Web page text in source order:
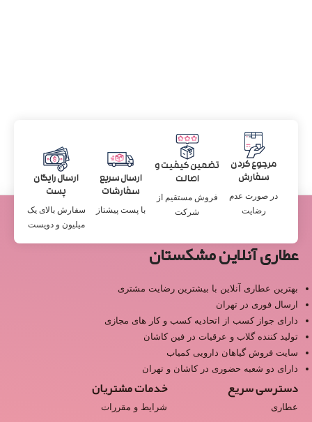
مرجوع کردن
سفارش
در صورت عدم
رضایت
تضمین کیفیت و
اصالت
فروش مستقیم از
شرکت
ارسال سریع
سفارشات
با پست پیشتاز
ارسال رایگان
پست
سفارش بالای یک
میلیون و دویست
عطاری آنلاین مشکستان
بهترین عطاری آنلاین با بیشترین رضایت مشتری
ارسال فوری در تهران
دارای جواز کسب از اتحادیه کسب و کار های مجازی
تولید کننده گلاب و عرقیات در فین کاشان
سایت فروش گیاهان دارویی کمیاب
دارای دو شعبه حضوری در کاشان و تهران
دسترسی سریع
عطاری
خدمات مشتریان
شرایط و مقررات